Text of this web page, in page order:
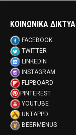
ΚΟΙΝΩΝΙΚΑ ΔΙΚΤΥΑ
FACEBOOK
TWITTER
LINKEDIN
INSTAGRAM
FLIPBOARD
PINTEREST
YOUTUBE
UNTAPPD
BEERMENUS